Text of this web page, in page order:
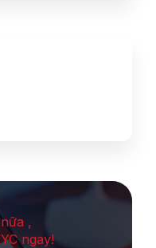
,
ngay!